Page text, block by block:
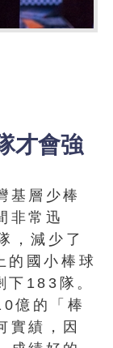
才會強
基層少棒
非常迅
，減少了
的國小棒球
下183隊。
億的「棒
實績，因